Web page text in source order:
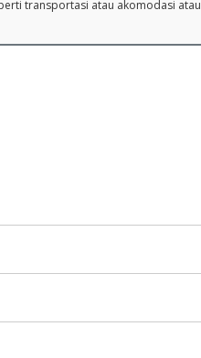
transportasi atau akomodasi atau